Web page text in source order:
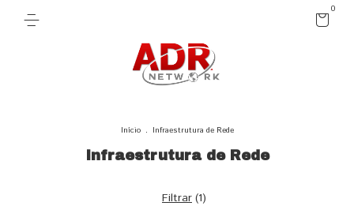
0
Início . Infraestrutura de Rede
Infraestrutura de Rede
Filtrar (1)